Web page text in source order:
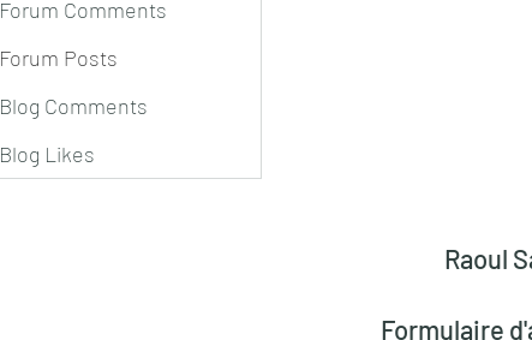
Forum Comments
Forum Posts
Blog Comments
Blog Likes
Raoul
Formulaire